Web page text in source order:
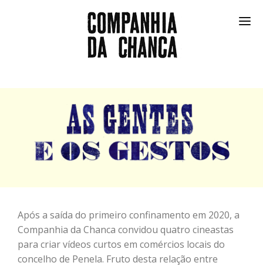
FESTIVAL
COMUNIDADE
NO FRIGORÍFICO
AS GENTES E OS GESTOS
Após a saída do primeiro confinamento em 2020, a
Companhia da Chanca convidou quatro cineastas
para criar vídeos curtos em comércios locais do
concelho de Penela. Fruto desta relação entre